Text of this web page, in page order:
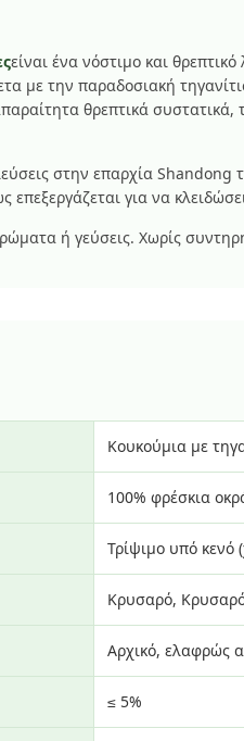
είναι ένα νόστιμο και
με την παραδοσιακή
θρεπτικά
στην επαρχία
για να
ή γεύσεις. Χωρίς
Κουκούμια με
100% φρέσκια
Τρίψιμο υπό κενό
Κρυσαρό,
Αρχικό, ελαφρώς
≤ 5%